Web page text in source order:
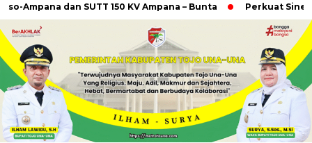
dan SUTT 150 KV Ampana – Bunta Perkuat Sinergi